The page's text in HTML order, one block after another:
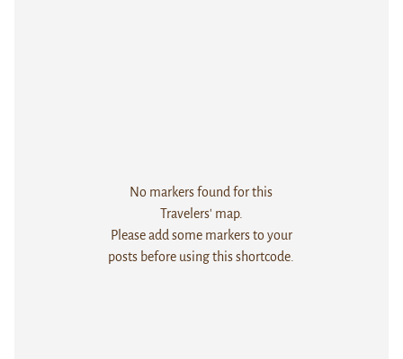
No markers found for this
Travelers' map.
Please add some markers to your
posts before using this shortcode.